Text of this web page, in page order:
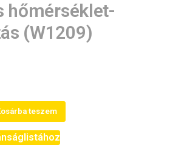
hőmérséklet-
(W1209)
teszem